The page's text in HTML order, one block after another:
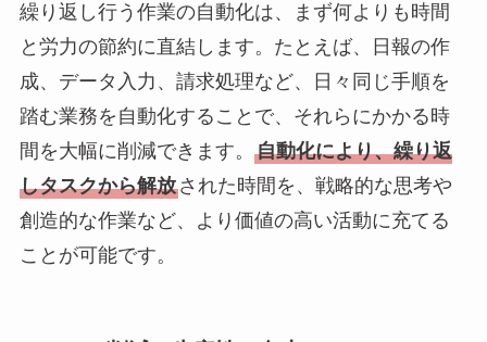
繰り返し行う作業の自動化は、まず何よりも時間
と労力の節約に直結します。たとえば、日報の作
成、データ入力、請求処理など、日々同じ手順を
踏む業務を自動化することで、それらにかかる時
間を大幅に削減できます。 自動化により、繰り返
しタスクから解放された時間を、戦略的な思考や
創造的な作業など、より価値の高い活動に充てる
ことが可能です。